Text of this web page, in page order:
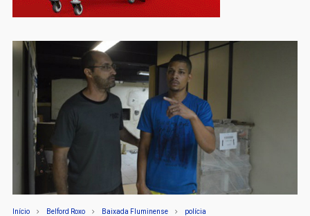
Início Belford Roxo Baixada Fluminense polícia